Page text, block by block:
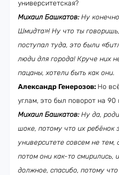
университетская?
Михаил Башкатов:Ну
Шмидта»! Ну что ты
поступал туда, это были
люди для города! Круче них
пацаны, хотели быть как они.
Александр Генерозов: Но
углам, это был поворот на 90
Михаил Башкатов:Ну да,
шоке, потому что их ребёнок
университете совсем не тем,
потом они как-то смирились,
должное, спасибо, потому